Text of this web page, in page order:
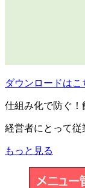
ダウンロードはこ
仕組み化で防ぐ
経営者にとって従
もっと見る